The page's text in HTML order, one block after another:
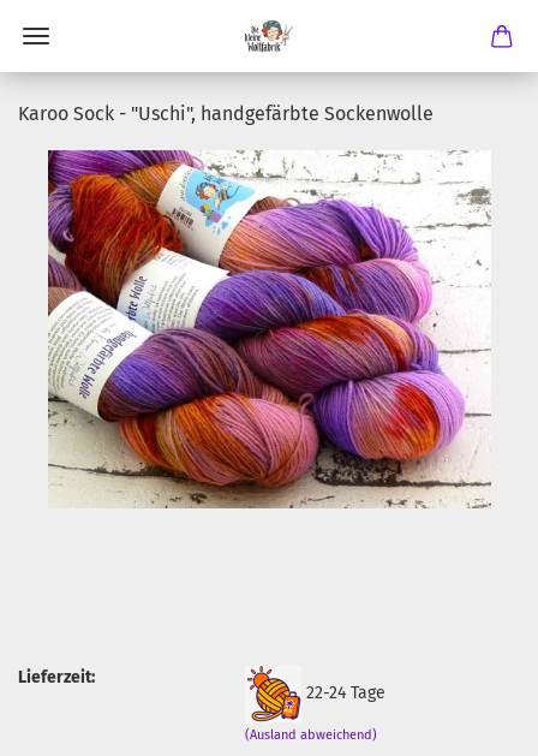
Karoo Sock - "Uschi", handgefärbte Sockenwolle
Lieferzeit:
22-24 Tage
(Ausland abweichend)